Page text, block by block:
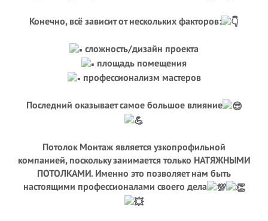
Конечно, всё зависит от нескольких факторов:
сложность/дизайн проекта
площадь помещения
профессионализм мастеров
Последний оказывает самое большое влияние
Потолок Монтаж является узкопрофильной
компанией, поскольку занимается только НАТЯЖНЫМИ
ПОТОЛКАМИ. Именно это позволяет нам быть
настоящими профессионалами своего дела